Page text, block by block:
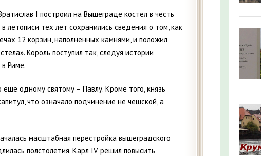
I построил на Вышеграде костел в честь
летописи тех лет сохранились сведения о том, как
12 корзин, наполненных камнями, и положил
Король поступил так, следуя истории
Риме.
еще одному святому – Павлу. Кроме того, князь
что означало подчинение не чешской, а
масштабная перестройка вышеградского
полстолетия. Карл IV решил повысить